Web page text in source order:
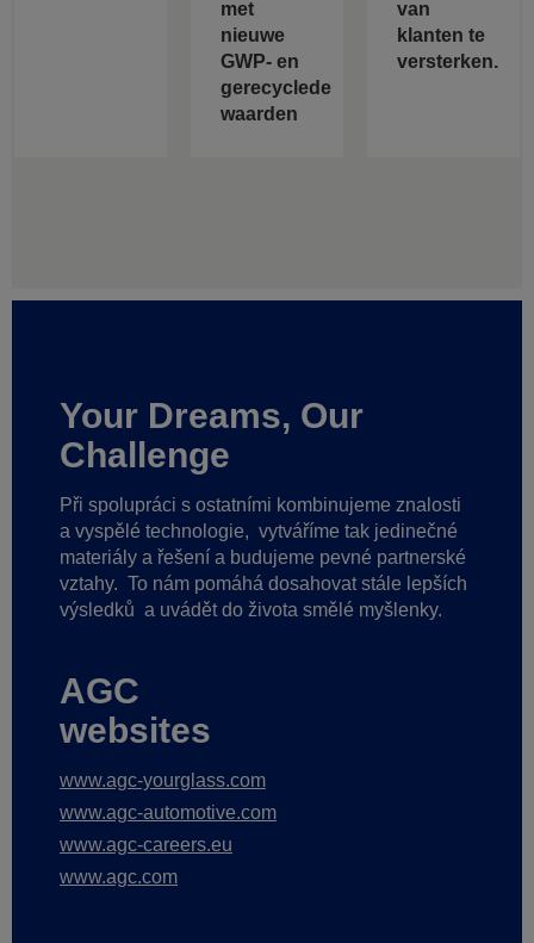
met
nieuwe
GWP- en
gerecyclede
waarden
van
klanten te
versterken.
Your Dreams, Our
Challenge
Při spolupráci s ostatními kombinujeme znalosti
a vyspělé technologie, vytváříme tak jedinečné
materiály a řešení a budujeme pevné partnerské
vztahy. To nám pomáhá dosahovat stále lepších
výsledků a uvádět do života smělé myšlenky.
AGC
websites
www.agc-yourglass.com
www.agc-automotive.com
www.agc-careers.eu
www.agc.com